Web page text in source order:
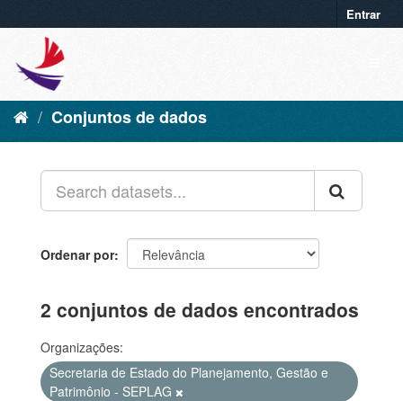
Entrar
Conjuntos de dados
Ordenar por
2 conjuntos de dados encontrados
Organizações:
Secretaria de Estado do Planejamento, Gestão e
Patrimônio - SEPLAG